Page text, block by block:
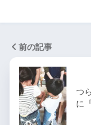
前の記事
つ
に